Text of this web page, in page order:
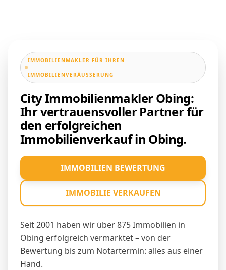
IMMOBILIENMAKLER FÜR IHREN
IMMOBILIENVERÄUSSERUNG
City Immobilienmakler Obing:
Ihr vertrauensvoller Partner für
den erfolgreichen
Immobilienverkauf in Obing.
Seit 2001 haben wir über 875 Immobilien in
Obing erfolgreich vermarktet – von der
Bewertung bis zum Notartermin: alles aus einer
Hand.
IMMOBILIEN BEWERTUNG
IMMOBILIE VERKAUFEN